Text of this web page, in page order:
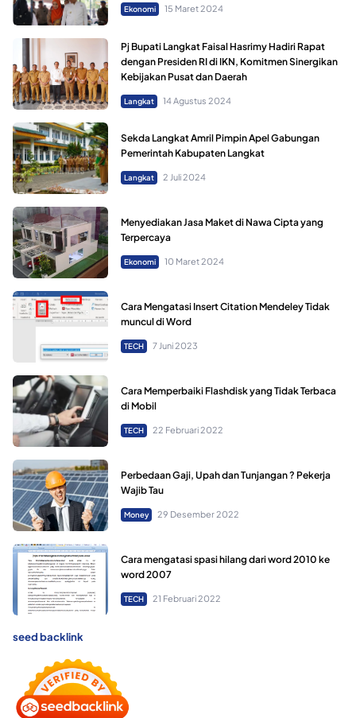
Ekonomi 15 Maret 2024
Pj Bupati Langkat Faisal Hasrimy Hadiri Rapat
dengan Presiden RI di IKN, Komitmen Sinergikan
Kebijakan Pusat dan Daerah
Langkat 14 Agustus 2024
Sekda Langkat Amril Pimpin Apel Gabungan
Pemerintah Kabupaten Langkat
Langkat 2 Juli 2024
Menyediakan Jasa Maket di Nawa Cipta yang
Terpercaya
Ekonomi 10 Maret 2024
Cara Mengatasi Insert Citation Mendeley Tidak
muncul di Word
TECH 7 Juni 2023
Cara Memperbaiki Flashdisk yang Tidak Terbaca
di Mobil
TECH 22 Februari 2022
Perbedaan Gaji, Upah dan Tunjangan ? Pekerja
Wajib Tau
Money 29 Desember 2022
Cara mengatasi spasi hilang dari word 2010 ke
word 2007
TECH 21 Februari 2022
seed backlink